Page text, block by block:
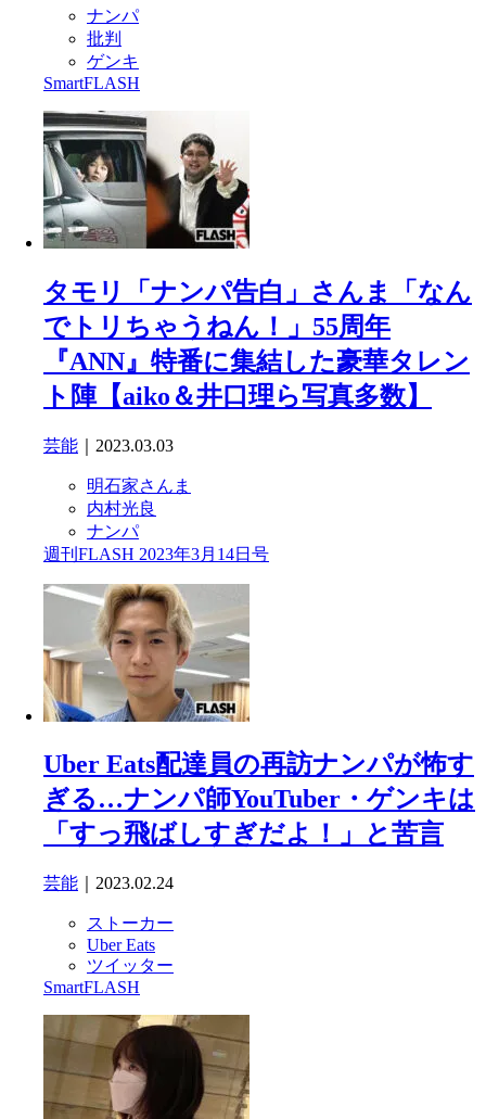
ナンパ
批判
ゲンキ
SmartFLASH
タモリ「ナンパ告白」さんま「なん
でトリちゃうねん！」55周年
『ANN』特番に集結した豪華タレン
ト陣【aiko＆井口理ら写真多数】
芸能 ｜2023.03.03
明石家さんま
内村光良
ナンパ
週刊FLASH 2023年3月14日号
Uber Eats配達員の再訪ナンパが怖す
ぎる…ナンパ師YouTuber・ゲンキは
「すっ飛ばしすぎだよ！」と苦言
芸能 ｜2023.02.24
ストーカー
Uber Eats
ツイッター
SmartFLASH